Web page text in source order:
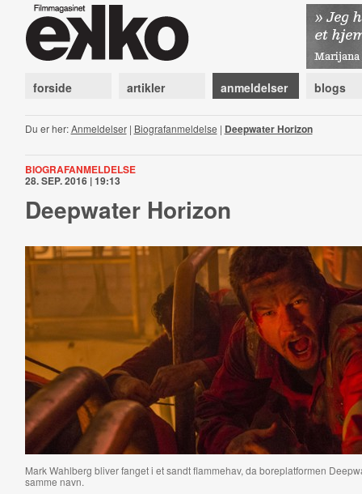
forside artikler anmeldelser blogs
Du er her:Anmeldelser| Biografanmeldelse | Deepwater Horizon
BIOGRAFANMELDELSE
28. SEP. 2016 | 19:13
Deepwater Horizon
Mark Wahlberg bliver fanget i et sandt flammehav, da boreplatformen
samme navn.